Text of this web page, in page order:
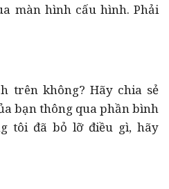
màn hình cấu hình. Phải
trên không? Hãy chia sẻ
bạn thông qua phần bình
tôi đã bỏ lỡ điều gì, hãy